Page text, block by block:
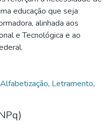
educação que seja
alinhada aos
e Tecnológica e ao
Alfabetização, Letramento,